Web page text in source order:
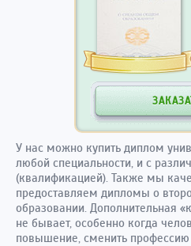
У нас можно купить диплом
любой специальности, и с
(квалификацией). Также мы
предоставляем дипломы о
образовании. Дополнительная
не бывает, особенно когда
повышение, сменить профессию